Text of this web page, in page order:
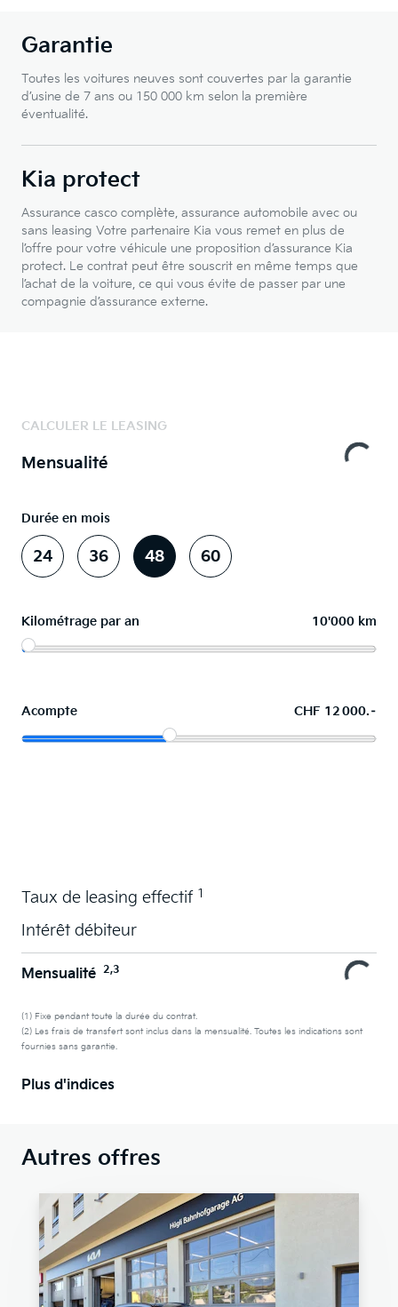
Garantie
Toutes les voitures neuves sont couvertes par la garantie
d’usine de 7 ans ou 150 000 km selon la première
éventualité.
Kia protect
Assurance casco complète, assurance automobile avec ou
sans leasing Votre partenaire Kia vous remet en plus de
l’offre pour votre véhicule une proposition d’assurance Kia
protect. Le contrat peut être souscrit en même temps que
l’achat de la voiture, ce qui vous évite de passer par une
compagnie d’assurance externe.
CALCULER LE LEASING
Mensualité
Durée en mois
24 36 48 60
Kilométrage par an 10'000 km
Acompte CHF 12 000.–
Taux de leasing effectif 1
Intérêt débiteur
Mensualité 2,3
(1) Fixe pendant toute la durée du contrat.
(2) Les frais de transfert sont inclus dans la mensualité. Toutes les indications sont
fournies sans garantie.
Plus d'indices
Autres offres